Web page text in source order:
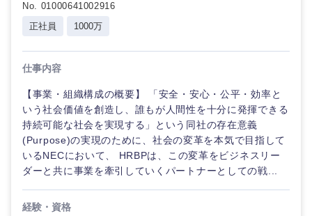
香川県
高知県
No. 01000641002916
正社員
1000万
仕事内容
【事業・組織構成の概要】 「安全・安心・公平・効率と
いう社会価値を創造し、誰もが人間性を十分に発揮できる
持続可能な社会を実現する」という同社の存在意義
(Purpose)の実現のために、社会の変革を本気で目指して
いるNECにおいて、 HRBPは、この変革をビジネスリー
ダーと共に事業を牽引していくパートナーとしての戦...
経験・資格